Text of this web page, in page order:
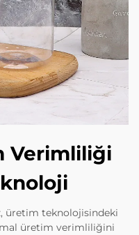
Verimliliği
üretim teknolojisindeki
üretim verimliliğini